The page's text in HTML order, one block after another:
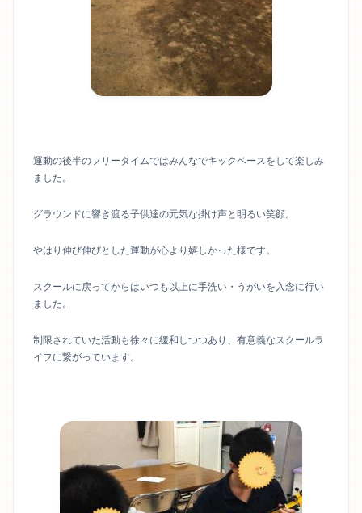
運動の後半のフリータイムではみんなでキックベースをして楽しみ
ました。
グラウンドに響き渡る子供達の元気な掛け声と明るい笑顔。
やはり伸び伸びとした運動が心より嬉しかった様です。
スクールに戻ってからはいつも以上に手洗い・うがいを入念に行い
ました。
制限されていた活動も徐々に緩和しつつあり、有意義なスクールラ
イフに繋がっています。